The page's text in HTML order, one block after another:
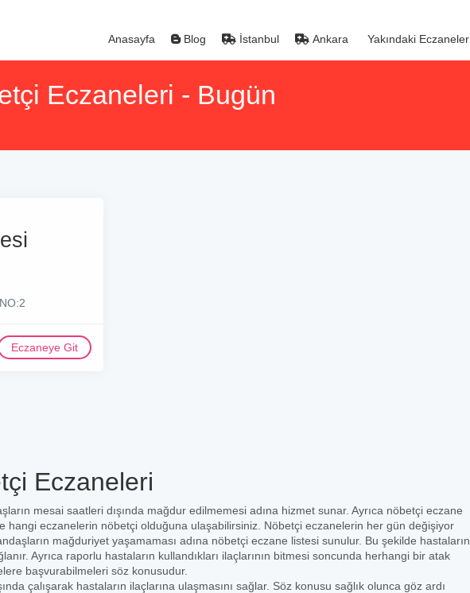
Anasayfa Blog İstanbul Ankara Yakındaki Eczaneler
Eczaneleri - Bugün
Eczaneye Git
Eczaneleri
mesai saatleri dışında mağdur edilmemesi adına hizmet sunar. Ayrıca nöbetçi eczane
hangi eczanelerin nöbetçi olduğuna ulaşabilirsiniz. Nöbetçi eczanelerin her gün değişiyor
mağduriyet yaşamaması adına nöbetçi eczane listesi sunulur. Bu şekilde hastaların
Ayrıca raporlu hastaların kullandıkları ilaçlarının bitmesi soncunda herhangi bir atak
başvurabilmeleri söz konusudur.
çalışarak hastaların ilaçlarına ulaşmasını sağlar. Söz konusu sağlık olunca göz ardı